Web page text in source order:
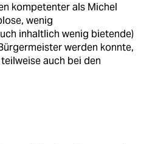
kompetenter als Michel
wenig
inhaltlich wenig bietende)
werden konnte,
auch bei den